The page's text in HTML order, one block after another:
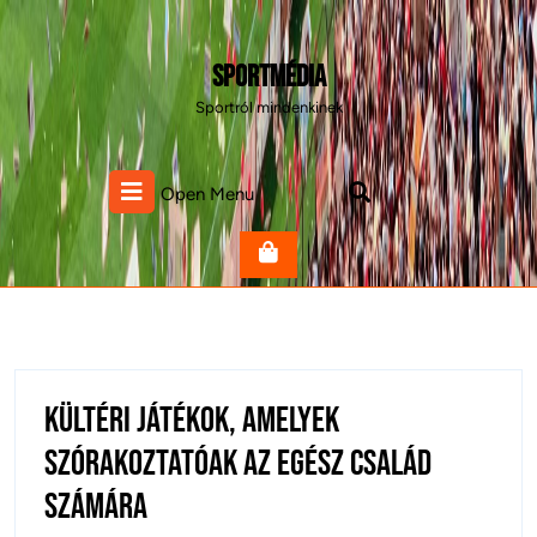
Skip
content
Sportmédia
Sportról mindenkinek
Open Menu
Open
Menu
Kültéri játékok, amelyek
szórakoztatóak az egész család
számáraKültéri